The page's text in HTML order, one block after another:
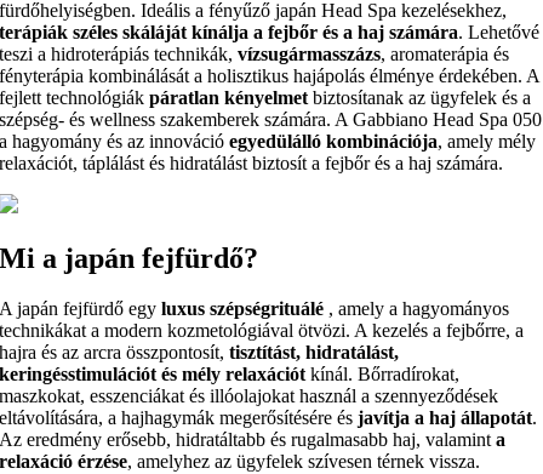
fürdőhelyiségben. Ideális a fényűző japán Head Spa kezelésekhez,
terápiák széles skáláját kínálja a fejbőr és a haj számára. Lehetővé
teszi a hidroterápiás technikák,vízsugármasszázs, aromaterápia és
fényterápia kombinálását a holisztikus hajápolás élménye érdekében. A
fejlett technológiákpáratlan kényelmet biztosítanak az ügyfelek és a
szépség- és wellness szakemberek számára. A Gabbiano Head Spa 050
a hagyomány és az innovációegyedülálló kombinációja, amely mély
relaxációt, táplálást és hidratálást biztosít a fejbőr és a haj számára.
Mi a japán fejfürdő?
A japán fejfürdő egyluxus szépségrituálé , amely a hagyományos
technikákat a modern kozmetológiával ötvözi. A kezelés a fejbőrre, a
hajra és az arcra összpontosít,tisztítást, hidratálást,
keringésstimulációt és mély relaxációtkínál. Bőrradírokat,
maszkokat, esszenciákat és illóolajokat használ a szennyeződések
eltávolítására, a hajhagymák megerősítésére ésjavítja a haj állapotát.
Az eredmény erősebb, hidratáltabb és rugalmasabb haj, valaminta
relaxáció érzése, amelyhez az ügyfelek szívesen térnek vissza.